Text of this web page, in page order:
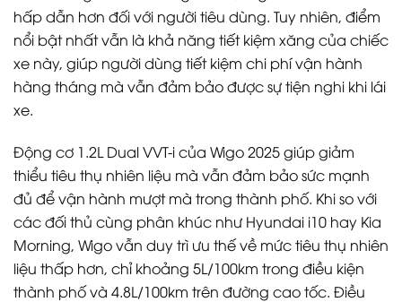
hấp dẫn hơn đối với người tiêu dùng. Tuy nhiên, điểm
nổi bật nhất vẫn là khả năng tiết kiệm xăng của chiếc
xe này, giúp người dùng tiết kiệm chi phí vận hành
hàng tháng mà vẫn đảm bảo được sự tiện nghi khi lái
xe.
Động cơ 1.2L Dual VVT-i của Wigo 2025 giúp giảm
thiểu tiêu thụ nhiên liệu mà vẫn đảm bảo sức mạnh
đủ để vận hành mượt mà trong thành phố. Khi so với
các đối thủ cùng phân khúc như Hyundai i10 hay Kia
Morning, Wigo vẫn duy trì ưu thế về mức tiêu thụ nhiên
liệu thấp hơn, chỉ khoảng 5L/100km trong điều kiện
thành phố và 4.8L/100km trên đường cao tốc. Điều